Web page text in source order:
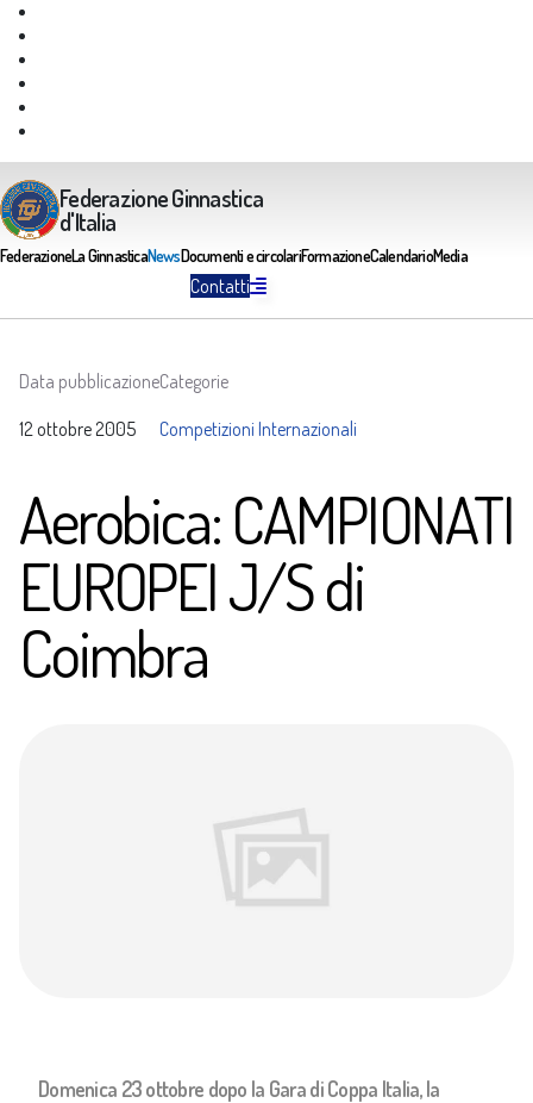
Federazione Ginnastica
d'Italia
FederazioneLa GinnasticaNewsDocumenti e circolariFormazioneCalendarioMedia
Contatti
Data pubblicazione
12 ottobre 2005
Categorie
Competizioni Internazionali
Aerobica: CAMPIONATI
EUROPEI J/S di
Coimbra
Domenica 23 ottobre dopo la Gara di Coppa Italia, la